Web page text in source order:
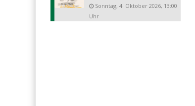
Sonntag, 4. Oktober 2026, 13:00
Uhr